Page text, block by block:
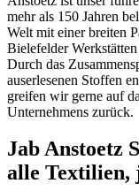
mehr als 150 Jahren
Welt mit einer breiten
Bielefelder
Durch das
auserlesenen Stoffen
greifen wir gerne auf
Unternehmens zurück.
Jab Anstoetz
alle